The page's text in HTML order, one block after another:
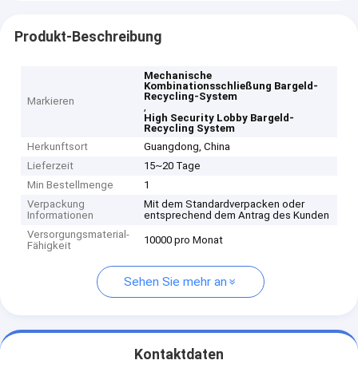
Produkt-Beschreibung
Markieren
Mechanische
Kombinationsschließung Bargeld-
Recycling-System
,
High Security Lobby Bargeld-
Recycling System
Herkunftsort
Guangdong, China
Lieferzeit
15~20 Tage
Min Bestellmenge
1
Verpackung
Informationen
Mit dem Standardverpacken oder
entsprechend dem Antrag des Kunden
Versorgungsmaterial-
Fähigkeit
10000 pro Monat
Sehen Sie mehr an
Kontaktdaten